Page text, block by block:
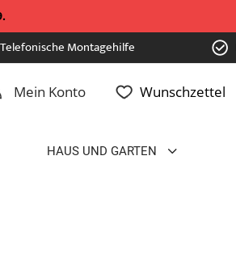
Telefonische Montagehilfe
Mein Konto Wunschzettel
HAUS UND GARTEN